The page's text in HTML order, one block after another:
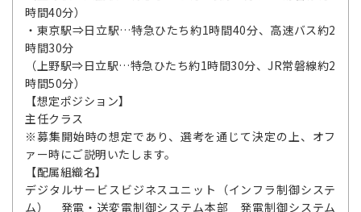
時間40分）
・東京駅⇒日立駅…特急ひたち約1時間40分、高速バス約2
時間30分
（上野駅⇒日立駅…特急ひたち約1時間30分、JR常磐線約2
時間50分）
【想定ポジション】
主任クラス
※募集開始時の想定であり、選考を通じて決定の上、オフ
ァー時にご説明いたします。
【配属組織名】
デジタルサービスビジネスユニット（インフラ制御システ
ム） 発電・送変電制御システム本部 発電制御システム